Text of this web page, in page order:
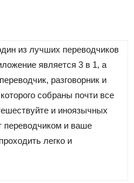
из лучших переводчиков
является 3 в 1, а
разговорник и
собраны почти все
и иноязычных
переводчиком и ваше
легко и